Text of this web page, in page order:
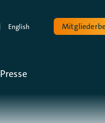
English
PresseVolltextsuche